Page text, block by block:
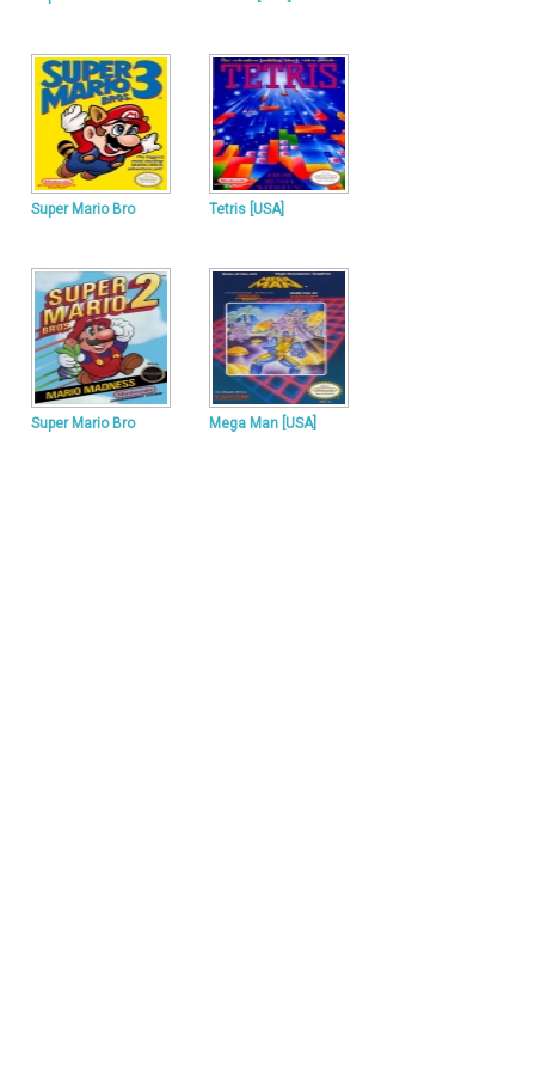
Super Mario Bro Tetris [USA]
Super Mario Bro Mega Man [USA]